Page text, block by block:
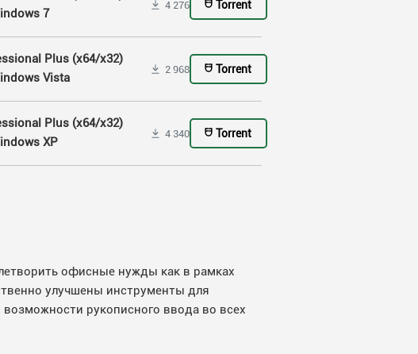
7
4 276 Torrent
Plus (x64/x32)
Vista
2 968 Torrent
Plus (x64/x32)
XP
4 340 Torrent
офисные нужды как в рамках
улучшены инструменты для
рукописного ввода во всех